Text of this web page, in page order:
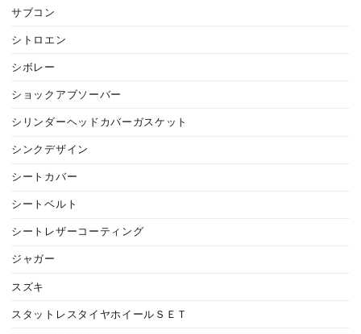
サブコン
シトロエン
シボレー
ショックアブソーバー
シリンダーヘッドカバーガスケット
シンクデザイン
シートカバー
シートベルト
シートレザーコーティング
ジャガー
スズキ
スタットレスタイヤホイールＳＥＴ